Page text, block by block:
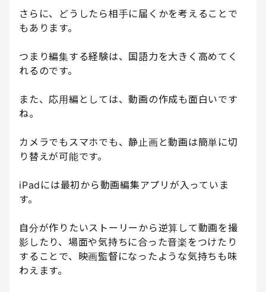
さらに、どうしたら相手に届くかを考えることで
もあります。
つまり編集する経験は、国語力を大きく高めてく
れるのです。
また、応用編としては、動画の作成も面白いです
ね。
カメラでもスマホでも、静止画と動画は簡単に切
り替えが可能です。
iPadには最初から動画編集アプリが入っていま
す。
自分が作りたいストーリーから逆算して動画を撮
影したり、場面や気持ちに合った音楽をつけたり
することで、映画監督になったような気持ちも味
わえます。